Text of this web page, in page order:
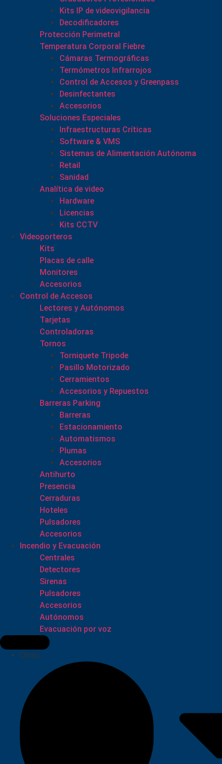
Kits IP de videovigilancia
Decodificadores
Protección Perimetral
Temperatura Corporal Fiebre
Cámaras Termográficas
Termómetros Infrarrojos
Control de Accesos y Greenpass
Desinfectantes
Accesorios
Soluciones Especiales
Infraestructuras Críticas
Software & VMS
Sistemas de Alimentación Autónoma
Retail
Sanidad
Analítica de video
Hardware
Licencias
Kits CCTV
Videoporteros
Kits
Placas de calle
Monitores
Accesorios
Control de Accesos
Lectores y Autónomos
Tarjetas
Controladoras
Tornos
Torniquete Tripode
Pasillo Motorizado
Cerramientos
Accesorios y Repuestos
Barreras Parking
Barreras
Estacionamiento
Automatismos
Plumas
Accesorios
Antihurto
Presencia
Cerraduras
Hoteles
Pulsadores
Accesorios
Incendio y Evacuación
Centrales
Detectores
Sirenas
Pulsadores
Accesorios
Autónomos
Evacuación por voz
Otros